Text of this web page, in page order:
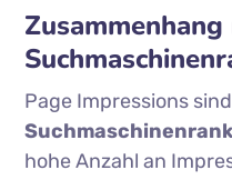
Page Impressions
hohe Anzahl an